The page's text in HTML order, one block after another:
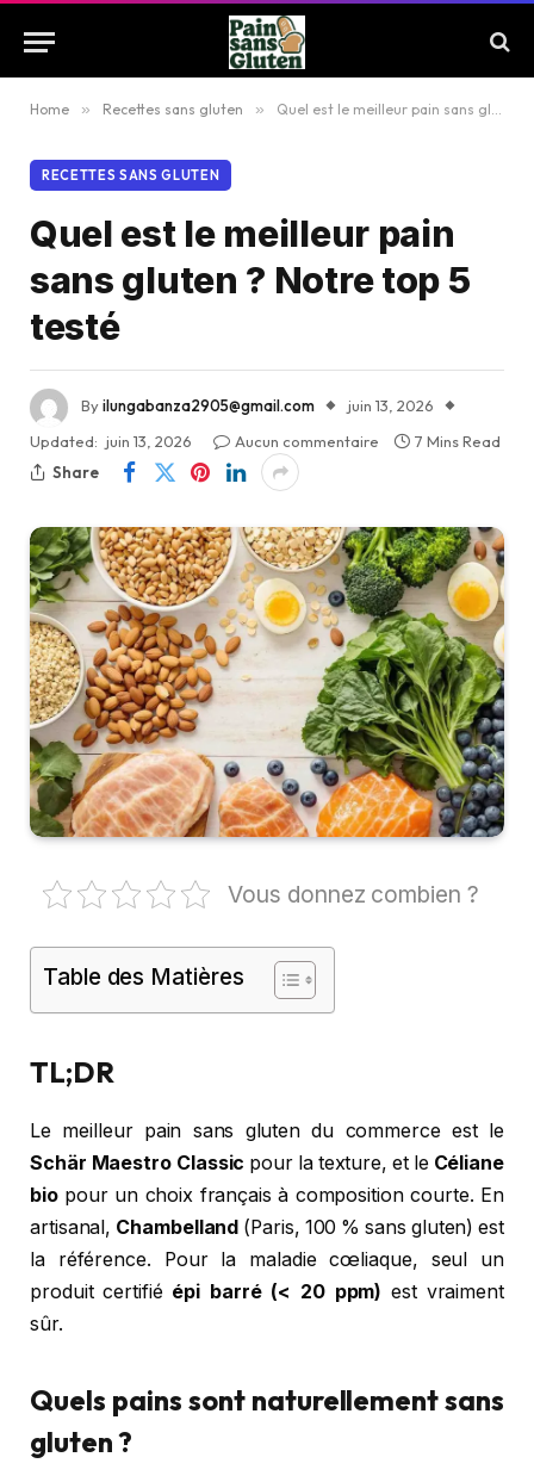
Home » Recettes sans gluten » Quel est le meilleur pain sans gluten ? Notre top 5 testé
RECETTES SANS GLUTEN
Quel est le meilleur pain
sans gluten ? Notre top 5
testé
Byilungabanza2905@gmail.com
juin 13, 2026
Updated: juin 13, 2026 Aucun commentaire
7 Mins Read
Share
Vous donnez combien ?
Table des Matières
TL;DR
Le meilleur pain sans gluten du commerce est le
Schär Maestro Classic pour la texture, et le Céliane
biopour un choix français à composition courte. En
artisanal, Chambelland (Paris, 100 % sans gluten) est
la référence. Pour la maladie cœliaque, seul un
produit certifié épi barré (< 20 ppm) est vraiment
sûr.
Quels pains sont naturellement sans
gluten ?